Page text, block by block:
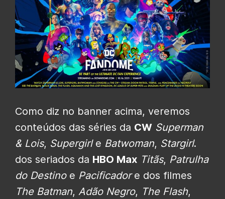
Como diz no banner acima, veremos
conteúdos das séries da CW Superman
& Lois, Supergirle Batwoman, Stargirl.
dos seriados da HBO Max Titãs, Patrulha
do Destinoe Pacificadore dos filmes
The Batman, Adão Negro, The Flash,